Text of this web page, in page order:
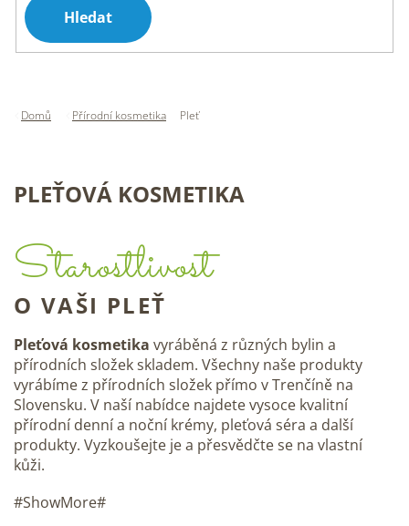
Hledat
Domů Přírodní kosmetika Pleť
PLEŤOVÁ KOSMETIKA
Starostlivost
O VAŠI PLEŤ
Pleťová kosmetika vyráběná z různých bylin a
přírodních složek skladem. Všechny naše produkty
vyrábíme z přírodních složek přímo v Trenčíně na
Slovensku. V naší nabídce najdete vysoce kvalitní
přírodní denní a noční krémy, pleťová séra a další
produkty. Vyzkoušejte je a přesvědčte se na vlastní
kůži.
#ShowMore#